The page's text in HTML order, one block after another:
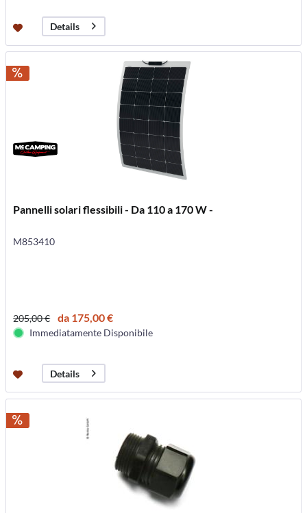
Details
Pannelli solari flessibili - Da 110 a 170 W -
M853410
205,00 € da 175,00 €
Immediatamente Disponibile
Details